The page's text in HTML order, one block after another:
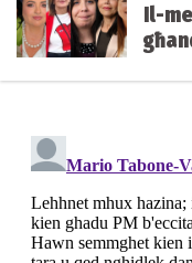
Il-